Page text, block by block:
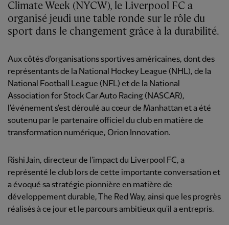
Climate Week (NYCW), le Liverpool FC a
organisé jeudi une table ronde sur le rôle du
sport dans le changement grâce à la durabilité.
Aux côtés d'organisations sportives américaines, dont des
représentants de la National Hockey League (NHL), de la
National Football League (NFL) et de la National
Association for Stock Car Auto Racing (NASCAR),
l'événement s'est déroulé au cœur de Manhattan et a été
soutenu par le partenaire officiel du club en matière de
transformation numérique, Orion Innovation.
Rishi Jain, directeur de l'impact du Liverpool FC, a
représenté le club lors de cette importante conversation et
a évoqué sa stratégie pionnière en matière de
développement durable, The Red Way, ainsi que les progrès
réalisés à ce jour et le parcours ambitieux qu'il a entrepris.